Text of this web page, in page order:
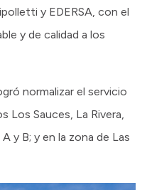
y EDERSA, con el
y de calidad a los
normalizar el servicio
Los Sauces, La Rivera,
y B; y en la zona de Las